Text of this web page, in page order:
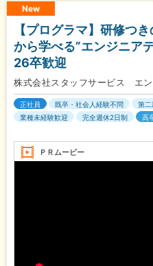
New
【プログラマ】研修つ
から学べる”エンジニア
26卒歓迎
株式会社スタッフサービス エ
正社員 既卒・社会人経験不問 第二
業種未経験歓迎
完全週休2日制 高
ＰＲムービー